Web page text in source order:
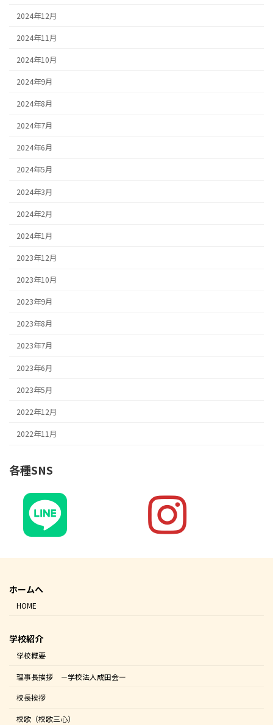
2024年12月
2024年11月
2024年10月
2024年9月
2024年8月
2024年7月
2024年6月
2024年5月
2024年3月
2024年2月
2024年1月
2023年12月
2023年10月
2023年9月
2023年8月
2023年7月
2023年6月
2023年5月
2022年12月
2022年11月
各種SNS
ホームへ
HOME
学校紹介
学校概要
理事長挨拶 －学校法人成田会ー
校長挨拶
校歌（校歌三心）